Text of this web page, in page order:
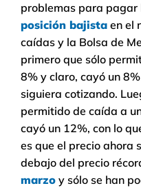
problemas para pagar
posición bajista en el
caídas y la Bolsa de
primero que sólo
8% y claro, cayó un
siguiera cotizando.
permitido de caída a
cayó un 12%, con lo
es que el precio ahora
debajo del precio
marzo y sólo se han